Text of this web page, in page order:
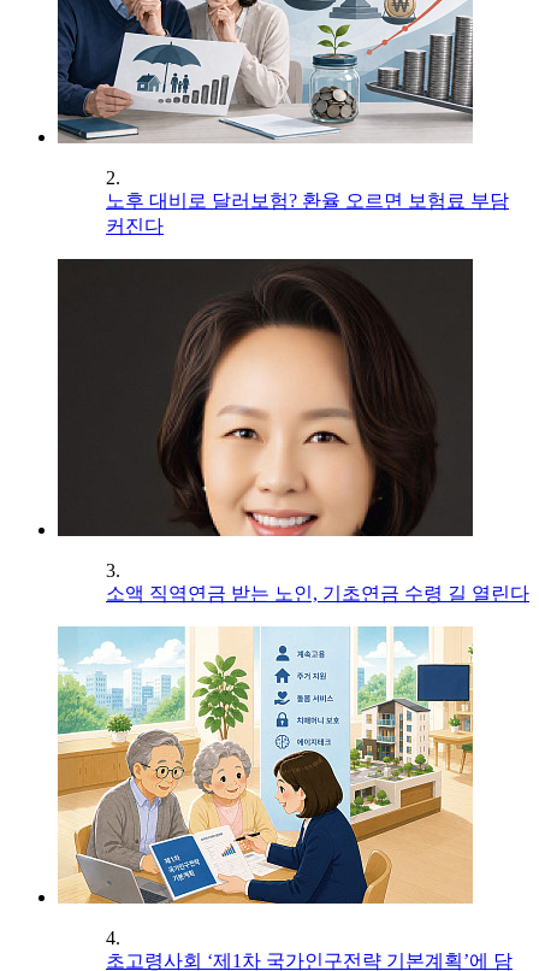
2.
노후 대비로 달러보험? 환율 오르면 보험료 부담
커진다
3.
소액 직역연금 받는 노인, 기초연금 수령 길 열린다
4.
초고령사회 ‘제1차 국가인구전략 기본계획’에 담